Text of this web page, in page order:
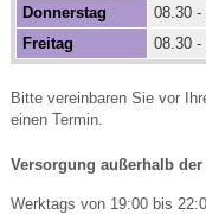
Donnerstag
08.30 -
Freitag
08.30 -
Bitte vereinbaren Sie vor
einen Termin.
Versorgung außerhalb
Werktags von 19:00 bis